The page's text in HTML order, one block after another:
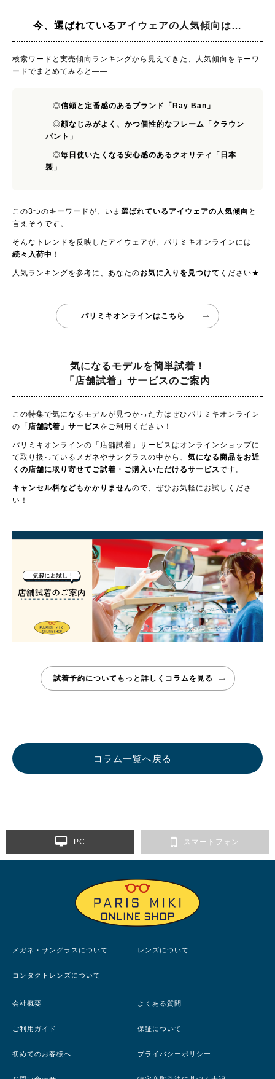
今、選ばれているアイウェアの人気傾向は…
検索ワードと実売傾向ランキングから見えてきた、人気傾向をキーワ
ードでまとめてみると——
◎信頼と定番感のあるブランド「Ray Ban」
◎顔なじみがよく、かつ個性的なフレーム「クラウン
パント」
◎毎日使いたくなる安心感のあるクオリティ「日本
製」
この3つのキーワードが、いま 選ばれているアイウェアの人気傾向 と
言えそうです。
そんなトレンドを反映したアイウェアが、パリミキオンラインには
続々入荷中 ！
人気ランキングを参考に、あなたのお気に入りを見つけて ください★
パリミキオンラインはこちら
気になるモデルを簡単試着！
「店舗試着」サービスのご案内
この特集で気になるモデルが見つかった方はぜひパリミキオンライン
の 「店舗試着」サービス をご利用ください！
パリミキオンラインの「店舗試着」サービスはオンラインショップに
て取り扱っているメガネやサングラスの中から、 気になる商品をお近
くの店舗に取り寄せてご試着・ご購入いただけるサービスです。
キャンセル料などもかかりませんので、ぜひお気軽にお試しくださ
い！
試着予約についてもっと詳しく コラムを見る
コラム一覧へ戻る
PC スマートフォン
メガネ・サングラスについて レンズについて
コンタクトレンズについて
会社概要 よくある質問
ご利用ガイド 保証について
初めてのお客様へ プライバシーポリシー